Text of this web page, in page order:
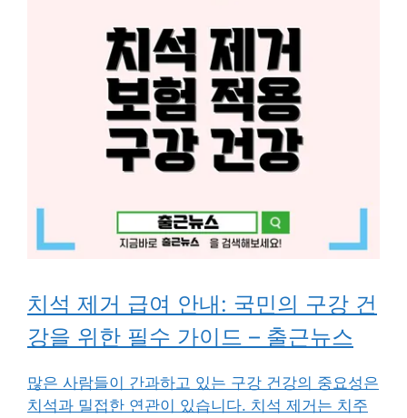
치석 제거 급여 안내: 국민의 구강 건
강을 위한 필수 가이드 – 출근뉴스
많은 사람들이 간과하고 있는 구강 건강의 중요성은
치석과 밀접한 연관이 있습니다. 치석 제거는 치주